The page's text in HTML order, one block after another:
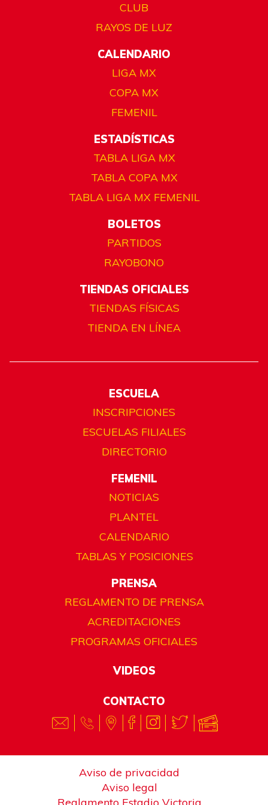
CLUB
RAYOS DE LUZ
CALENDARIO
LIGA MX
COPA MX
FEMENIL
ESTADÍSTICAS
TABLA LIGA MX
TABLA COPA MX
TABLA LIGA MX FEMENIL
BOLETOS
PARTIDOS
RAYOBONO
TIENDAS OFICIALES
TIENDAS FÍSICAS
TIENDA EN LÍNEA
ESCUELA
INSCRIPCIONES
ESCUELAS FILIALES
DIRECTORIO
FEMENIL
NOTICIAS
PLANTEL
CALENDARIO
TABLAS Y POSICIONES
PRENSA
REGLAMENTO DE PRENSA
ACREDITACIONES
PROGRAMAS OFICIALES
VIDEOS
CONTACTO
Aviso de privacidad
Aviso legal